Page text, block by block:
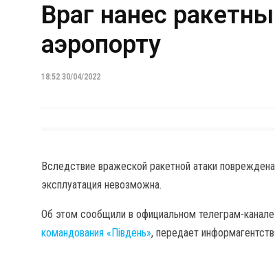
Враг нанес
аэропорту
18:52 30/04/2022
Вследствие вражеской ракетной атаки
эксплуатация невозможна.
Об этом сообщили в официальном телеграм-канале
командования «Південь», передает